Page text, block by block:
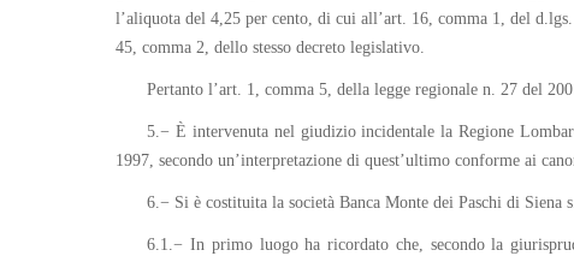
l’aliquota del 4,25 per cento, di cui all’art. 16, comma 1, del
45, comma 2, dello stesso decreto legislativo.
Pertanto l’art. 1, comma 5, della legge regionale n. 27 del
5.− È intervenuta nel giudizio incidentale la Regione
1997, secondo un’interpretazione di quest’ultimo conforme ai
6.− Si è costituita la società Banca Monte dei Paschi di
6.1.− In primo luogo ha ricordato che, secondo la